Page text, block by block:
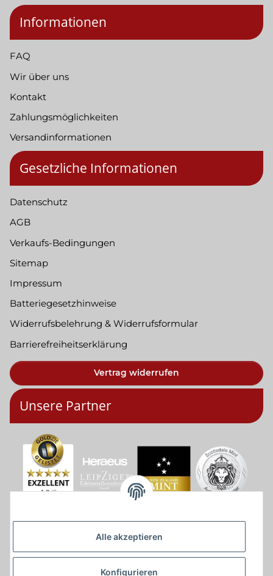
Alle akzeptieren
Konfigurieren
Informationen
FAQ
Wir über uns
Kontakt
Zahlungsmöglichkeiten
Versandinformationen
Gesetzliche Informationen
Datenschutz
AGB
Verkaufs-Bedingungen
Sitemap
Impressum
Batteriegesetzhinweise
Widerrufsbelehrung & Widerrufsformular
Barrierefreiheitserklärung
Vertrag widerrufen
Unsere Partner